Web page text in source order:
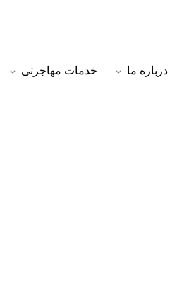
درباره ما خدمات مهاجرتی